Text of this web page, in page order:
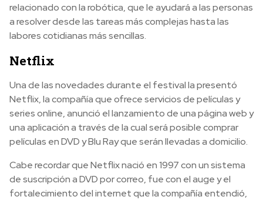
relacionado con la robótica, que le ayudará a las personas
a resolver desde las tareas más complejas hasta las
labores cotidianas más sencillas.
Netflix
Una de las novedades durante el festival la presentó
Netflix, la compañía que ofrece servicios de películas y
series online, anunció el lanzamiento de una página web y
una aplicación a través de la cual será posible comprar
películas en DVD y Blu Ray que serán llevadas a domicilio.
Cabe recordar que Netflix nació en 1997 con un sistema
de suscripción a DVD por correo, fue con el auge y el
fortalecimiento del internet que la compañía entendió,